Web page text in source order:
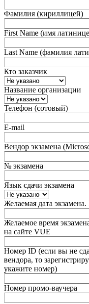
Фамилия (кириллицей)
First Name (имя
Last Name (фамилия
Кто заказчик
Название организации
Телефон (сотовый)
E-mail
Вендор экзамена
№ экзамена
Язык сдачи экзамена
Желаемая дата
Желаемое время
на сайте VUE
Номер ID (если вы не
вендора, то
укажите номер)
Номер промо-ваучера